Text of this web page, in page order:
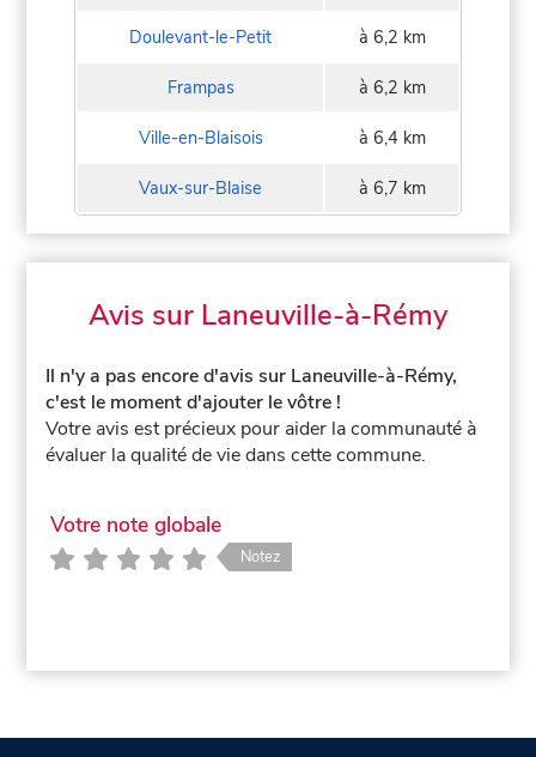
Doulevant-le-Petit à 6,2 km
Frampas à 6,2 km
Ville-en-Blaisois à 6,4 km
Vaux-sur-Blaise à 6,7 km
Avis sur Laneuville-à-Rémy
Il n'y a pas encore d'avis sur Laneuville-à-Rémy,
c'est le moment d'ajouter le vôtre !
Votre avis est précieux pour aider la communauté à
évaluer la qualité de vie dans cette commune.
Votre note globale
Notez